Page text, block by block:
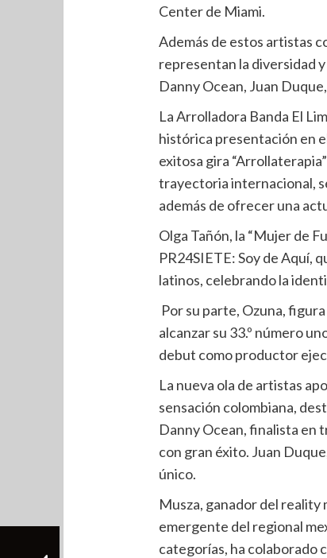
Center de Miami.
Además de estos artistas
representan la diversidad
Danny Ocean, Juan
La Arrolladora Banda El
histórica presentación en
exitosa gira
trayectoria internacional,
además de ofrecer una
Olga Tañón, la “Mujer de
PR24SIETE: Soy de Aquí,
latinos, celebrando la
Por su parte, Ozuna,
alcanzar su 33.º número
debut como productor
La nueva ola de artistas
sensación colombiana,
Danny Ocean, finalista en
con gran éxito. Juan
único.
Musza, ganador del reality
emergente del regional
categorías, ha colaborado